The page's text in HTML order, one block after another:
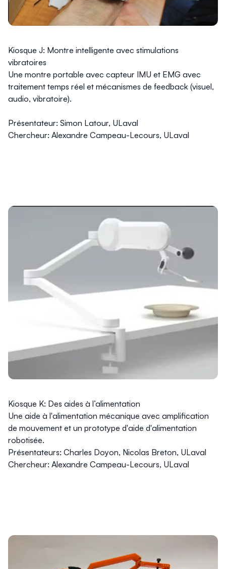
Kiosque J: Montre intelligente avec stimulations
vibratoires
Une montre portable avec capteur IMU et EMG avec
traitement temps réel et mécanismes de feedback (visuel,
audio, vibratoire).
Présentateur: Simon Latour, ULaval
Chercheur: Alexandre Campeau-Lecours, ULaval
Kiosque K: Des aides à l’alimentation
Une aide à l'alimentation mécanique avec amplification
de mouvement et un prototype d'aide d'alimentation
robotisée.
Présentateurs: Charles Doyon, Nicolas Breton, ULaval
Chercheur: Alexandre Campeau-Lecours, ULaval